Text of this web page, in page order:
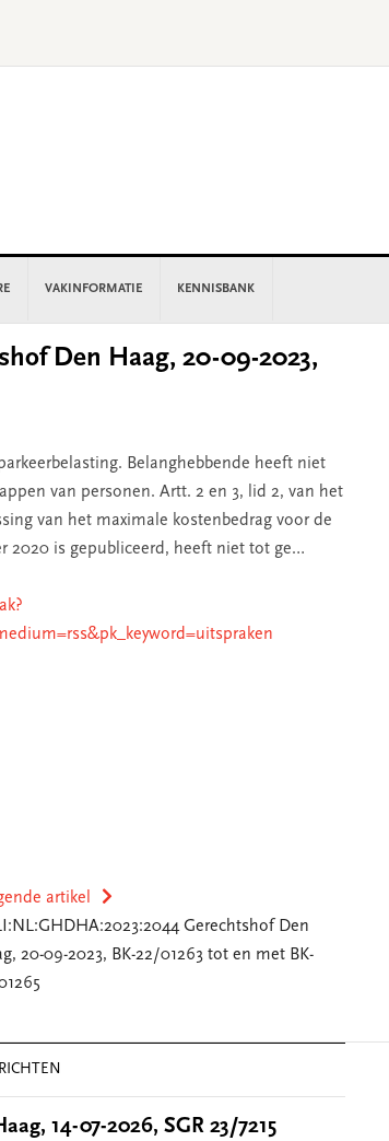
VAKINFORMATIE KENNISBANK
Den Haag, 20-09-2023,
Belanghebbende heeft niet
van personen. Artt. 2 en 3, lid 2, van het
van het maximale kostenbedrag voor de
2020 is gepubliceerd, heeft niet tot ge…
artikel
Gerechtshof Den
20-09-2023, BK-22/01263 tot en met BK-
14-07-2026, SGR 23/7215